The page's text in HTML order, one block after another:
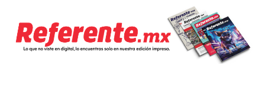
PRIVACY POLICY
NEWSLETTER